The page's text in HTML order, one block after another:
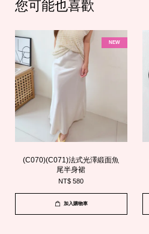
您可能也喜歡
NEW
(C070)(C071)法式光澤緞面魚
尾半身裙
NT$ 580
加入購物車